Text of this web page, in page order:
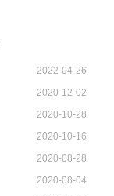
2022-04-26
2020-12-02
2020-10-28
2020-10-16
2020-08-28
2020-08-04